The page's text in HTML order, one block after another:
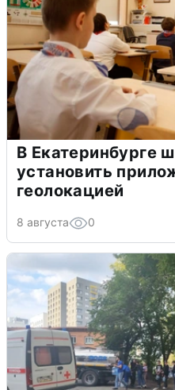
В Екатеринбурге
установить
геолокацией
8 августа 0